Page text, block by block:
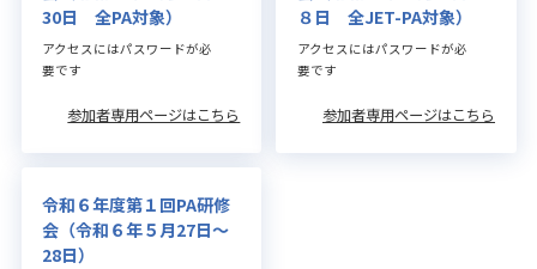
30日 全PA対象）
アクセスにはパスワードが必
要です
参加者専用ページはこちら
８日 全JET-PA対象）
アクセスにはパスワードが必
要です
参加者専用ページはこちら
令和６年度第１回PA研修
会（令和６年５月27日～
28日）